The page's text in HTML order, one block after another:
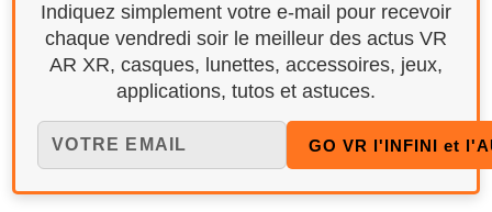
Indiquez simplement votre e-mail pour recevoir
chaque vendredi soir le meilleur des actus VR
AR XR, casques, lunettes, accessoires, jeux,
applications, tutos et astuces.